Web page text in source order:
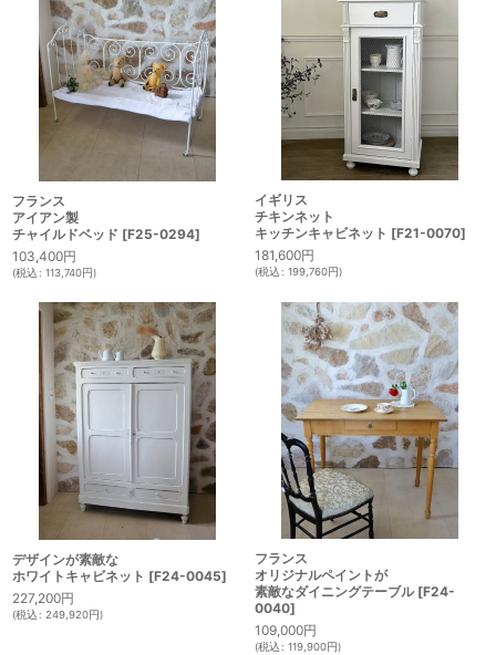
フランス
アイアン製
チャイルドベッド [F25-0294]
103,400円
(税込: 113,740円)
イギリス
チキンネット
キッチンキャビネット [F21-0070]
181,600円
(税込: 199,760円)
デザインが素敵な
ホワイトキャビネット [F24-0045]
227,200円
(税込: 249,920円)
フランス
オリジナルペイントが
素敵なダイニングテーブル [F24-
0040]
109,000円
(税込: 119,900円)